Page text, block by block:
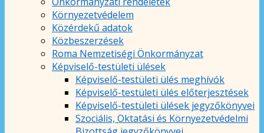
Környezetvédelem
Közérdekű adatok
Közbeszerzések
Roma Nemzetiségi Önkormányzat
Képviselő-testületi ülések
Képviselő-testületi ülés meghívók
Képviselő-testületi ülés előterjesztések
Képviselő-testületi ülések jegyzőkönyvei
Szociális, Oktatási és Környezetvédelmi